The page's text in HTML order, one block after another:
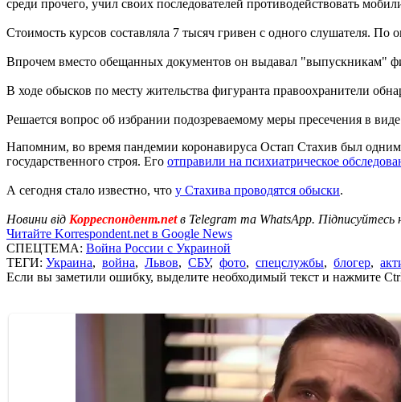
среди прочего, учил своих последователей противодействовать
Стоимость курсов составляла 7 тысяч гривен с одного слушателя.
Впрочем вместо обещанных документов он выдавал "выпускникам"
В ходе обысков по месту жительства фигуранта правоохранители
Решается вопрос об избрании подозреваемому меры пресечения в
Напомним, во время пандемии коронавируса Остап Стахив был
государственного строя. Его отправили на психиатрическое
А сегодня стало известно, что у Стахива проводятся обыски.
Новини від Корреспондент.netв Telegram та WhatsApp. Підписуйтесь
Читайте Korrespondent.net в Google News
СПЕЦТЕМА: Война России с Украиной
ТЕГИ: Украина, война, Львов, СБУ, фото, спецслужбы, блогер,
Если вы заметили ошибку, выделите необходимый текст и нажмите